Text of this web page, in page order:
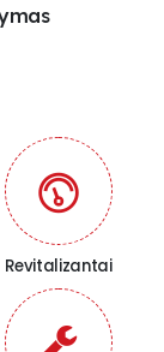
Revitalizantai